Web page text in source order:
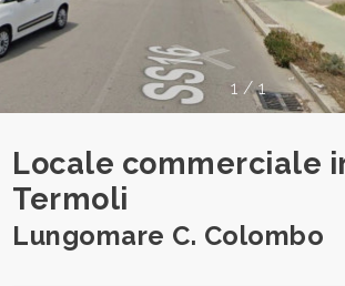
1 / 1
Locale commerciale
Termoli
Lungomare C. Colombo
Provincia